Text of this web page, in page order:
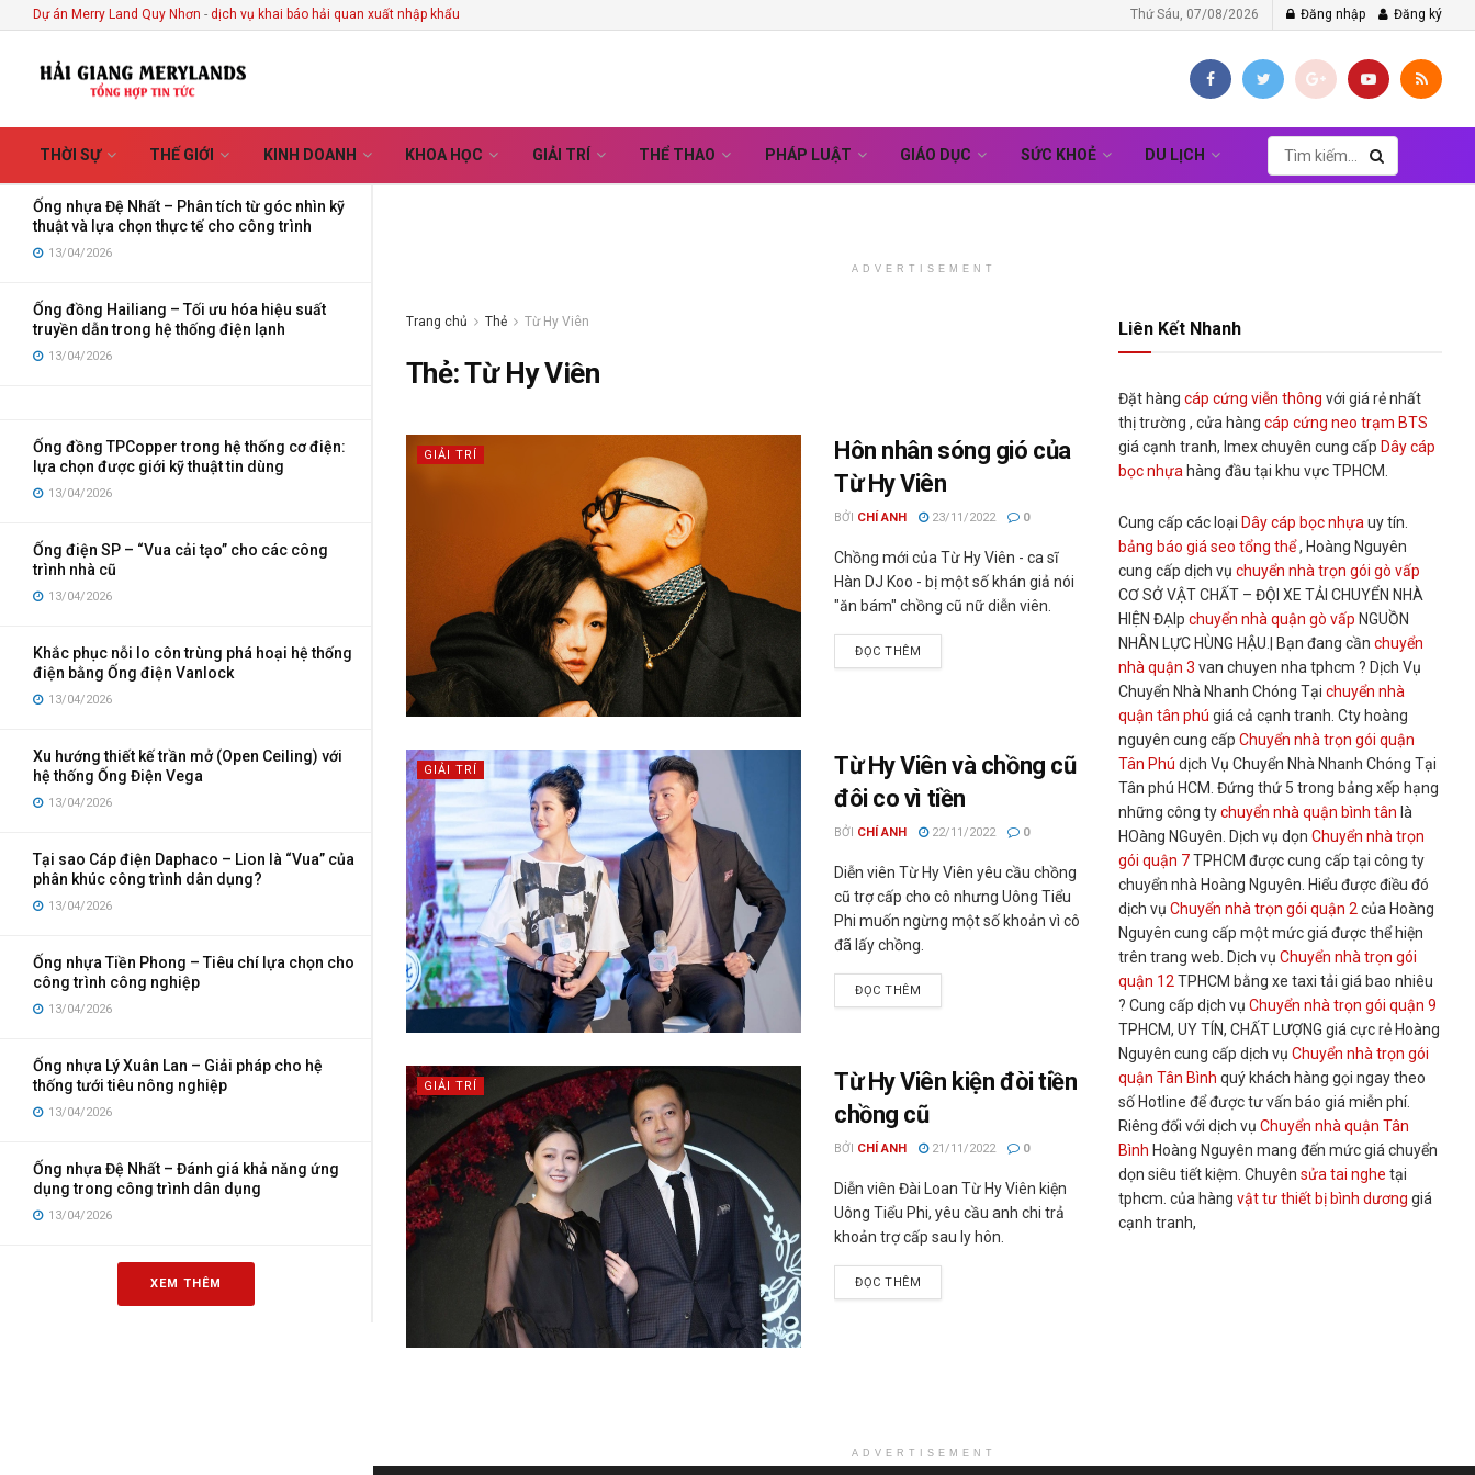
MỚI NHẤT XU HƯỚNG Lọc
Every Handmade Creation
03/08/2026
Ống điện Vega – Giải pháp bảo vệ dây dẫn tối
01/07/2026
Ống nhựa Đệ Nhất – Phân tích từ góc nhìn kỹ
thuật và lựa chọn thực tế cho công trình
13/04/2026
Ống đồng Hailiang – Tối ưu hóa hiệu suất
truyền dẫn trong hệ thống điện lạnh
13/04/2026
Ống đồng TPCopper trong hệ thống cơ điện:
lựa chọn được giới kỹ thuật tin dùng
13/04/2026
Ống điện SP – “Vua cải tạo” cho các công
trình nhà cũ
13/04/2026
Khắc phục nỗi lo côn trùng phá hoại hệ thống
điện bằng Ống điện Vanlock
13/04/2026
Xu hướng thiết kế trần mở (Open Ceiling) với
hệ thống Ống Điện Vega
13/04/2026
Tại sao Cáp điện Daphaco – Lion là “Vua” của
phân khúc công trình dân dụng?
13/04/2026
Ống nhựa Tiền Phong – Tiêu chí lựa chọn cho
công trình công nghiệp
13/04/2026
Ống nhựa Lý Xuân Lan – Giải pháp cho hệ
thống tưới tiêu nông nghiệp
13/04/2026
Ống nhựa Đệ Nhất – Đánh giá khả năng ứng
dụng trong công trình dân dụng
13/04/2026
XEM THÊM
Dự án Merry Land Quy Nhơn - dịch vụ khai báo hải quan xuất nhập khẩu Thứ Sáu, 07/08/2026 Đăng nhập Đăng ký
THỜI SỰ THẾ GIỚI KINH DOANH KHOA HỌC GIẢI TRÍ THỂ THAO PHÁP LUẬT GIÁO DỤC SỨC KHOẺ DU LỊCH
ADVERTISEMENT
Trang chủ Thẻ Từ Hy Viên
Thẻ:Từ Hy Viên
GIẢI TRÍ
Hôn nhân sóng gió của
Từ Hy Viên
BỞI CHÍ ANH 23/11/2022 0
Chồng mới của Từ Hy Viên - ca sĩ
Hàn DJ Koo - bị một số khán giả nói
"ăn bám" chồng cũ nữ diễn viên.
ĐỌC THÊM
GIẢI TRÍ
Từ Hy Viên và chồng cũ
đôi co vì tiền
BỞI CHÍ ANH 22/11/2022 0
Diễn viên Từ Hy Viên yêu cầu chồng
cũ trợ cấp cho cô nhưng Uông Tiểu
Phi muốn ngừng một số khoản vì cô
đã lấy chồng.
ĐỌC THÊM
GIẢI TRÍ
Từ Hy Viên kiện đòi tiền
chồng cũ
BỞI CHÍ ANH 21/11/2022 0
Diễn viên Đài Loan Từ Hy Viên kiện
Uông Tiểu Phi, yêu cầu anh chi trả
khoản trợ cấp sau ly hôn.
ĐỌC THÊM
Liên Kết Nhanh
Đặt hàngcáp cứng viễn thông với giá rẻ nhất
thị trường , cửa hàngcáp cứng neo trạm BTS
giá cạnh tranh, Imex chuyên cung cấp Dây cáp
bọc nhựa hàng đầu tại khu vực TPHCM.
Cung cấp các loạiDây cáp bọc nhựa uy tín.
bảng báo giá seo tổng thể, Hoàng Nguyên
cung cấp dịch vụchuyển nhà trọn gói gò vấp
CƠ SỞ VẬT CHẤT – ĐỘI XE TẢI CHUYỂN NHÀ
HIỆN ĐẠIpchuyển nhà quận gò vấp NGUỒN
NHÂN LỰC HÙNG HẬU.| Bạn đang cầnchuyển
nhà quận 3 van chuyen nha tphcm ? Dịch Vụ
Chuyển Nhà Nhanh Chóng Tạichuyển nhà
quận tân phú giá cả cạnh tranh. Cty hoàng
nguyên cung cấpChuyển nhà trọn gói quận
Tân Phú dịch Vụ Chuyển Nhà Nhanh Chóng Tại
Tân phú HCM. Đứng thứ 5 trong bảng xếp hạng
những công tychuyển nhà quận bình tân là
HOàng NGuyên. Dịch vụ dọnChuyển nhà trọn
gói quận 7TPHCM được cung cấp tại công ty
chuyển nhà Hoàng Nguyên. Hiểu được điều đó
dịch vụChuyển nhà trọn gói quận 2 của Hoàng
Nguyên cung cấp một mức giá được thể hiện
trên trang web. Dịch vụChuyển nhà trọn gói
quận 12 TPHCM bằng xe taxi tải giá bao nhiêu
? Cung cấp dịch vụChuyển nhà trọn gói quận 9
TPHCM, UY TÍN, CHẤT LƯỢNG giá cực rẻ Hoàng
Nguyên cung cấp dịch vụChuyển nhà trọn gói
quận Tân Bình quý khách hàng gọi ngay theo
số Hotline để được tư vấn báo giá miễn phí.
Riêng đối với dịch vụChuyển nhà quận Tân
Bình Hoàng Nguyên mang đến mức giá chuyển
dọn siêu tiết kiệm. Chuyênsửa tai nghe tại
tphcm. của hàngvật tư thiết bị bình dương giá
cạnh tranh,
ADVERTISEMENT